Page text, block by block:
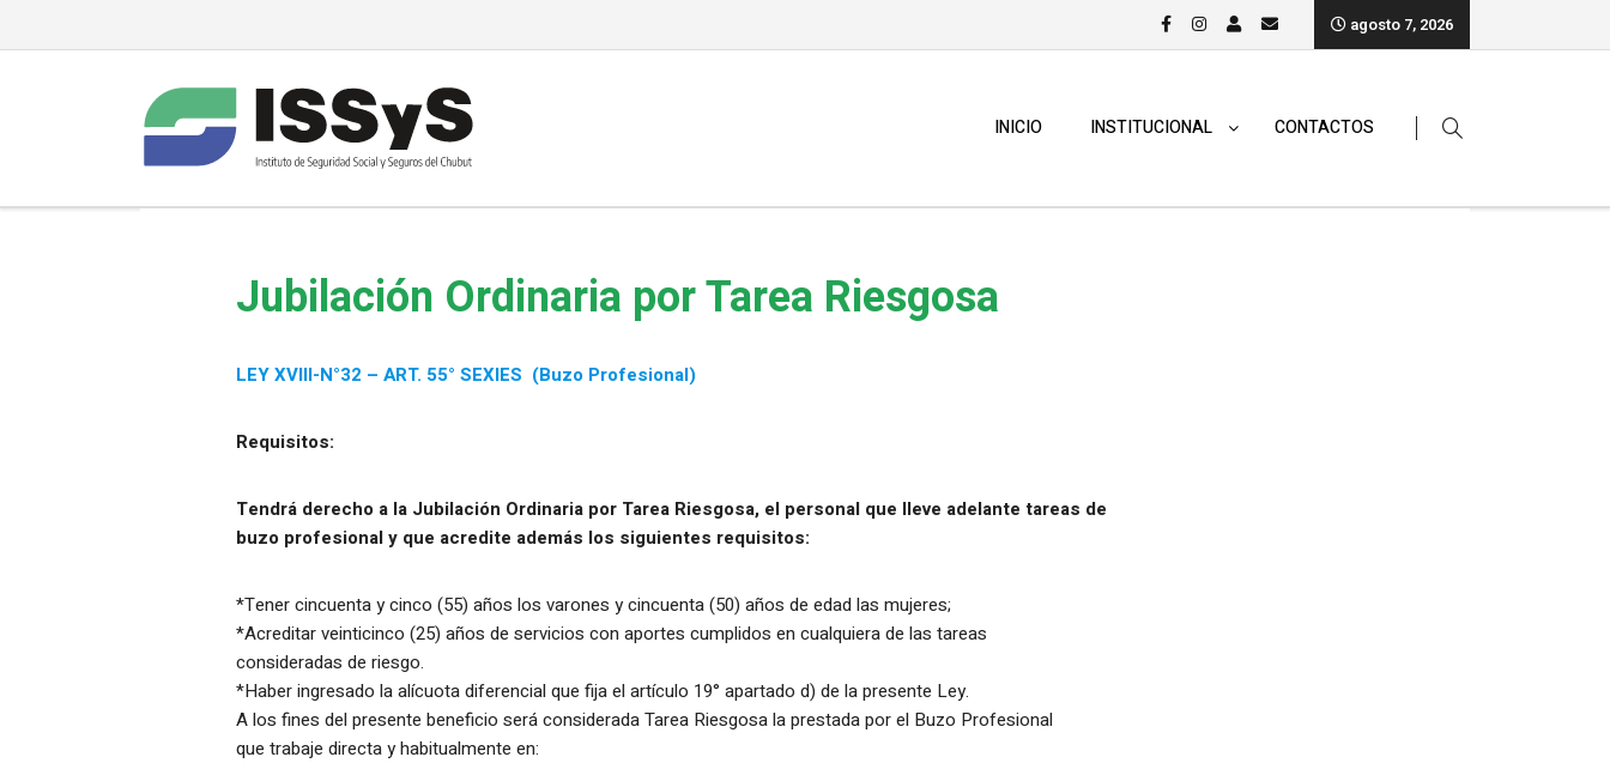
agosto 7, 2026
INICIO INSTITUCIONAL CONTACTOS
Jubilación Ordinaria por Tarea Riesgosa
LEY XVIII-N°32 – ART. 55° SEXIES (Buzo Profesional)
Requisitos:
Tendrá derecho a la Jubilación Ordinaria por Tarea Riesgosa, el personal que lleve adelante tareas de
buzo profesional y que acredite además los siguientes requisitos:
*Tener cincuenta y cinco (55) años los varones y cincuenta (50) años de edad las mujeres;
*Acreditar veinticinco (25) años de servicios con aportes cumplidos en cualquiera de las tareas
consideradas de riesgo.
*Haber ingresado la alícuota diferencial que fija el artículo 19° apartado d) de la presente Ley.
A los fines del presente beneficio será considerada Tarea Riesgosa la prestada por el Buzo Profesional
que trabaje directa y habitualmente en: